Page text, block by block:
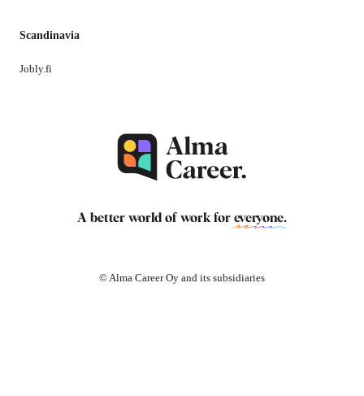
Scandinavia
Jobly.fi
A better world of work for everyone.
© Alma Career Oy and its subsidiaries